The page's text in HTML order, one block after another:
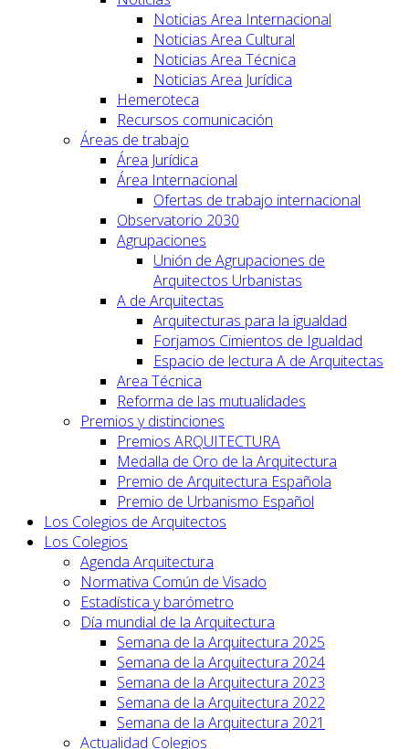
Noticias Area Internacional
Noticias Area Cultural
Noticias Area Técnica
Noticias Area Jurídica
Hemeroteca
Recursos comunicación
Áreas de trabajo
Área Jurídica
Área Internacional
Ofertas de trabajo internacional
Observatorio 2030
Agrupaciones
Unión de Agrupaciones de
Arquitectos Urbanistas
A de Arquitectas
Arquitecturas para la igualdad
Forjamos Cimientos de Igualdad
Espacio de lectura A de Arquitectas
Area Técnica
Reforma de las mutualidades
Premios y distinciones
Premios ARQUITECTURA
Medalla de Oro de la Arquitectura
Premio de Arquitectura Española
Premio de Urbanismo Español
Los Colegios de Arquitectos
Los Colegios
Agenda Arquitectura
Normativa Común de Visado
Estadística y barómetro
Día mundial de la Arquitectura
Semana de la Arquitectura 2025
Semana de la Arquitectura 2024
Semana de la Arquitectura 2023
Semana de la Arquitectura 2022
Semana de la Arquitectura 2021
Actualidad Colegios